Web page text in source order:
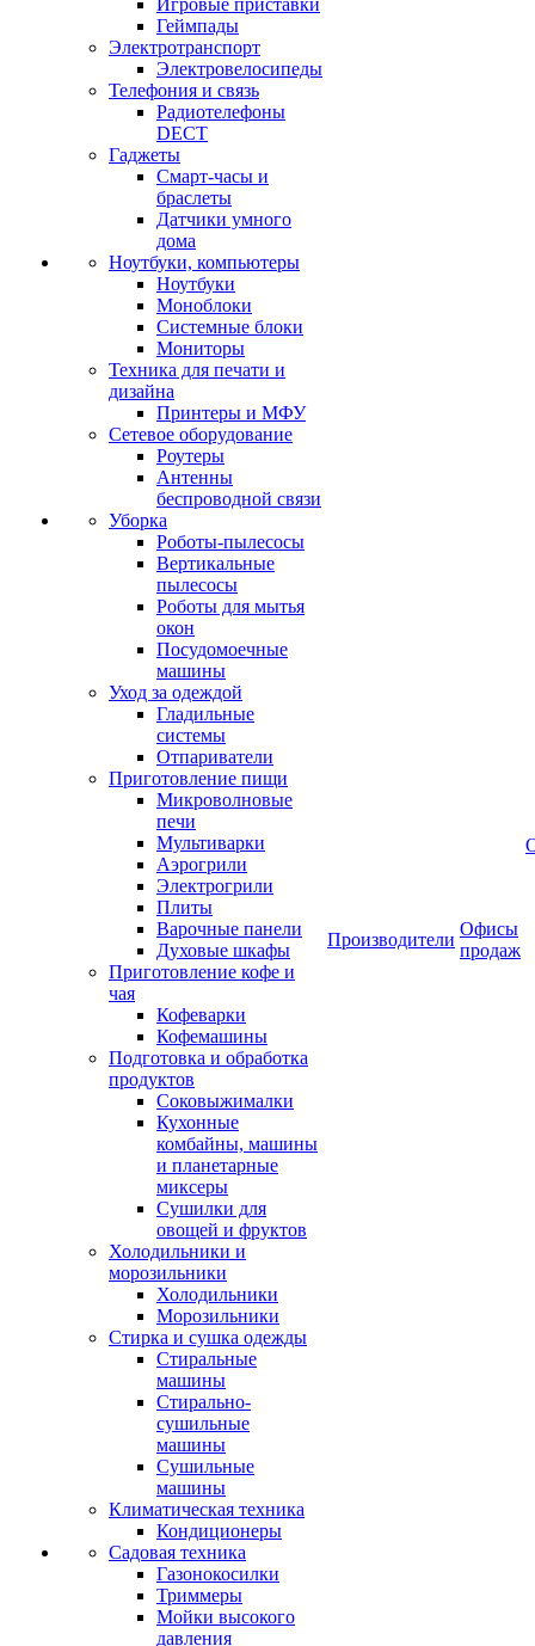
Игровые приставки
Геймпады
Электротранспорт
Электровелосипеды
Телефония и связь
Радиотелефоны
DECT
Гаджеты
Смарт-часы и
браслеты
Датчики умного
дома
Ноутбуки, компьютеры
Ноутбуки
Моноблоки
Системные блоки
Мониторы
Техника для печати и
дизайна
Принтеры и МФУ
Сетевое оборудование
Роутеры
Антенны
беспроводной связи
Уборка
Роботы-пылесосы
Вертикальные
пылесосы
Роботы для мытья
окон
Посудомоечные
машины
Уход за одеждой
Гладильные
системы
Отпариватели
Приготовление пищи
Микроволновые
печи
Мультиварки
Аэрогрили
Электрогрили
Плиты
Варочные панели
Духовые шкафы
Приготовление кофе и
чая
Кофеварки
Кофемашины
Подготовка и обработка
продуктов
Соковыжималки
Кухонные
комбайны, машины
и планетарные
миксеры
Сушилки для
овощей и фруктов
Холодильники и
морозильники
Холодильники
Морозильники
Стирка и сушка одежды
Стиральные
машины
Стирально-
сушильные
машины
Сушильные
машины
Климатическая техника
Кондиционеры
Садовая техника
Газонокосилки
Триммеры
Мойки высокого
давления
Производители
Офисы
продаж